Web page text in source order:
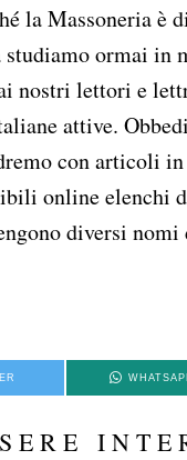
la Massoneria è
ormai in
nostri lettori e
attive.
con articoli
online elenchi
diversi